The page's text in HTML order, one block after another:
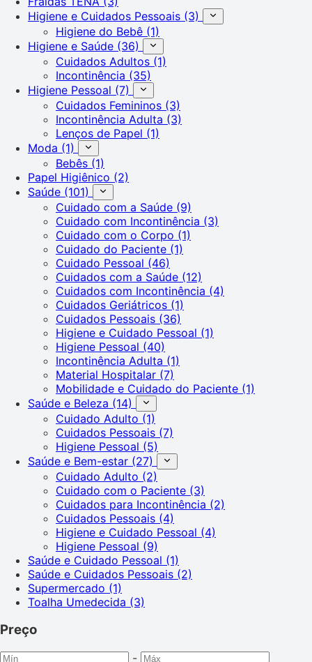
Higiene e Cuidados Pessoais (3)
Higiene do Bebê (1)
Higiene e Saúde (36)
Cuidados Adultos (1)
Incontinência (35)
Higiene Pessoal (7)
Cuidados Femininos (3)
Incontinência Adulta (3)
Lenços de Papel (1)
Moda (1)
Bebês (1)
Papel Higiênico (2)
Saúde (101)
Cuidado com a Saúde (9)
Cuidado com Incontinência (3)
Cuidado com o Corpo (1)
Cuidado do Paciente (1)
Cuidado Pessoal (46)
Cuidados com a Saúde (12)
Cuidados com Incontinência (4)
Cuidados Geriátricos (1)
Cuidados Pessoais (36)
Higiene e Cuidado Pessoal (1)
Higiene Pessoal (40)
Incontinência Adulta (1)
Material Hospitalar (7)
Mobilidade e Cuidado do Paciente (1)
Saúde e Beleza (14)
Cuidado Adulto (1)
Cuidados Pessoais (7)
Higiene Pessoal (5)
Saúde e Bem-estar (27)
Cuidado Adulto (2)
Cuidado com o Paciente (3)
Cuidados para Incontinência (2)
Cuidados Pessoais (4)
Higiene e Cuidado Pessoal (4)
Higiene Pessoal (9)
Saúde e Cuidado Pessoal (1)
Saúde e Cuidados Pessoais (2)
Supermercado (1)
Toalha Umedecida (3)
Preço
-